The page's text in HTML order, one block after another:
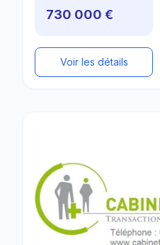
730 000 €
Voir les détails